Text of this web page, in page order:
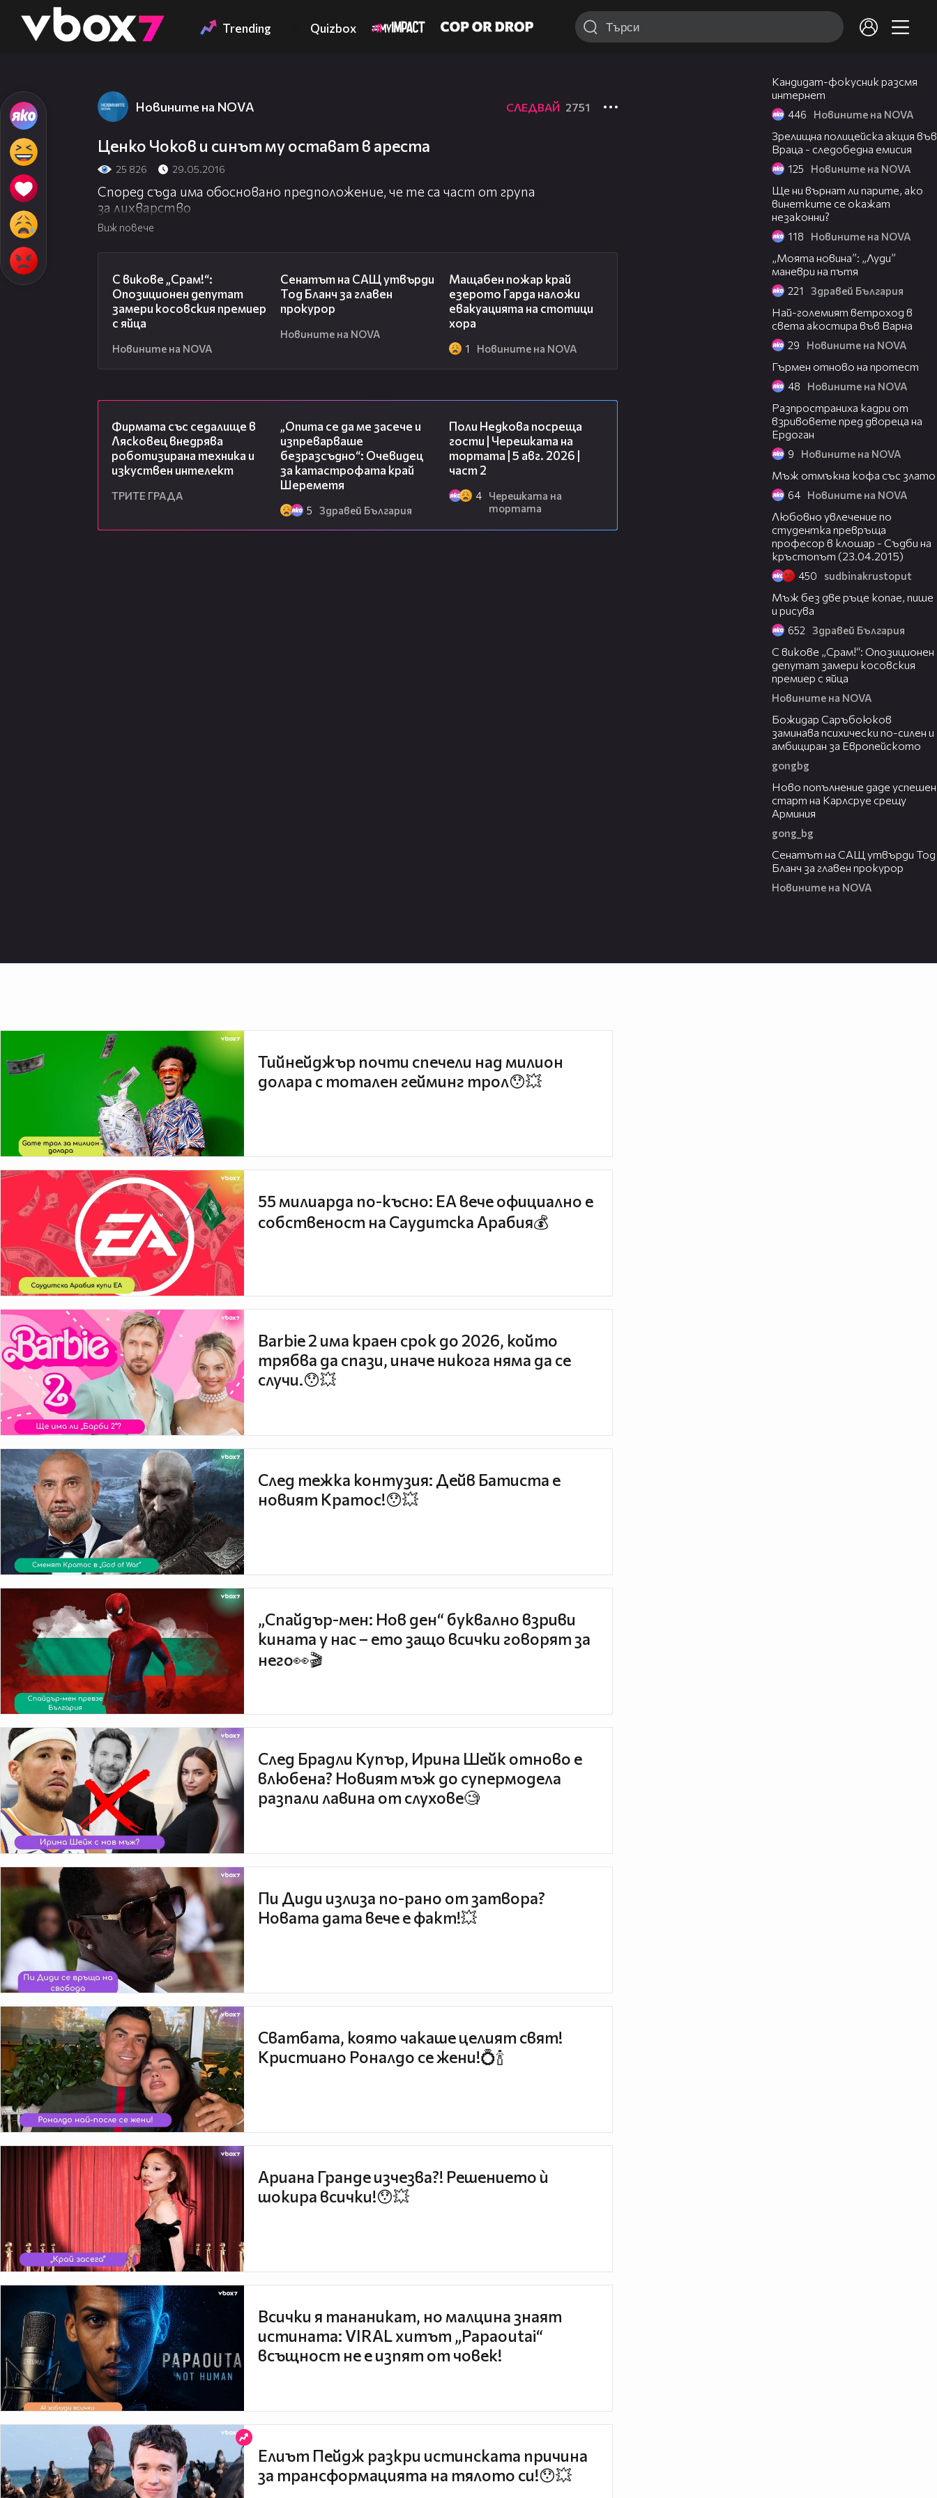
👾 Trending Quizbox
Новините на NOVA СЛЕДВАЙ 2751
Ценко Чоков и синът му остават в ареста
25 826 29.05.2016
Според съда има обосновано предположение, че те са част от група
за лихварство
Виж повече
С викове „Срам!“:
Опозиционен депутат
замери косовския премиер
с яйца
Новините на NOVA
Сенатът на САЩ утвърди
Тод Бланч за главен
прокурор
Новините на NOVA
Мащабен пожар край
езерото Гарда наложи
евакуацията на стотици
хора
1 Новините на NOVA
Фирмата със седалище в
Лясковец внедрява
роботизирана техника и
изкуствен интелект
ТРИТЕ ГРАДА
„Опита се да ме засече и
изпреварваше
безразсъдно“: Очевидец
за катастрофата край
Шереметя
5 Здравей България
Поли Недкова посреща
гости | Черешката на
тортата | 5 авг. 2026 |
част 2
4
Черешката на
тортата
Кандидат-фокусник разсмя
интернет
446 Новините на NOVA
Зрелищна полицейска акция във
Враца - следобедна емисия
125 Новините на NOVA
Ще ни върнат ли парите, ако
винетките се окажат
незаконни?
118 Новините на NOVA
„Моята новина”: „Луди”
маневри на пътя
221 Здравей България
Най-големият ветроход в
света акостира във Варна
29 Новините на NOVA
Гърмен отново на протест
48 Новините на NOVA
Разпространиха кадри от
взривовете пред двореца на
Ердоган
9 Новините на NOVA
Мъж отмъкна кофа със злато
64 Новините на NOVA
Любовно увлечение по
студентка превръща
професор в клошар - Съдби на
кръстопът (23.04.2015)
450 sudbinakrustoput
Мъж без две ръце копае, пише
и рисува
652 Здравей България
С викове „Срам!“: Опозиционен
депутат замери косовския
премиер с яйца
Новините на NOVA
Божидар Саръбоюков
заминава психически по-силен и
амбициран за Европейското
gongbg
Ново попълнение даде успешен
старт на Карлсруе срещу
Арминия
gong_bg
Сенатът на САЩ утвърди Тод
Бланч за главен прокурор
Новините на NOVA
Тийнейджър почти спечели над милион
долара с тотален гейминг трол😯💥
55 милиарда по-късно: EA вече официално е
собственост на Саудитска Арабия💰
Barbie 2 има краен срок до 2026, който
трябва да спази, иначе никога няма да се
случи.😯💥
След тежка контузия: Дейв Батиста е
новият Кратос!😯💥
„Спайдър-мен: Нов ден“ буквално взриви
кината у нас – ето защо всички говорят за
него👀🎬
След Брадли Купър, Ирина Шейк отново е
влюбена? Новият мъж до супермодела
разпали лавина от слухове🧐
Пи Диди излиза по-рано от затвора?
Новата дата вече е факт!💥
Сватбата, която чакаше целият свят!
Кристиано Роналдо се жени!💍🍾
Ариана Гранде изчезва?! Решението ѝ
шокира всички!😯💥
Всички я тананикат, но малцина знаят
истината: VIRAL хитът „Papaoutai“
всъщност не е изпят от човек!
Елиът Пейдж разкри истинската причина
за трансформацията на тялото си!😯💥